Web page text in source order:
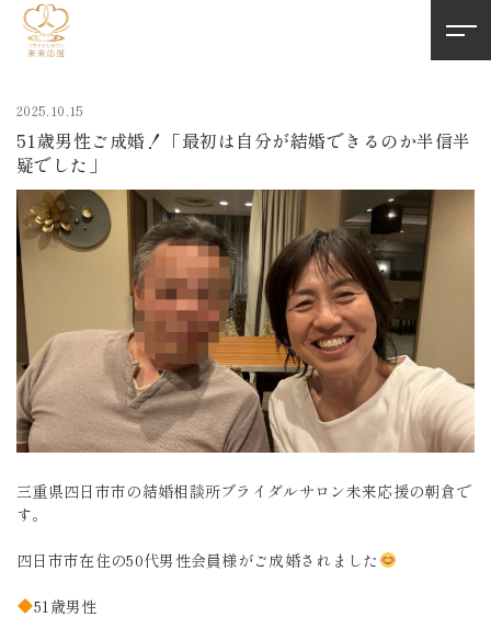
2025.10.15
51歳男性ご成婚！「最初は自分が結婚できるのか半信半
疑でした」
三重県四日市市の結婚相談所ブライダルサロン未来応援の朝倉で
す。
四日市市在住の50代男性会員様がご成婚されました
51歳男性